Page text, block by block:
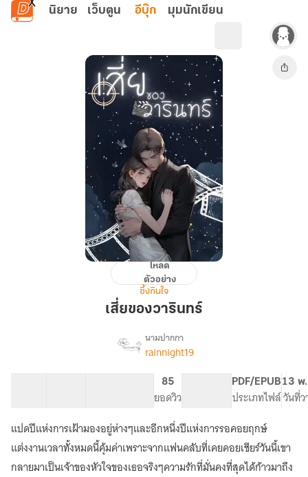
ข้ามไปยังเนื้อหาหลัก
นิยาย เว็บตูน อีบุ๊ก มุมนักเขียน
โหลด
ตัวอย่าง
ซึ้งกินใจ
เสี่ยของวารินทร์
เรื่อง
ของ
วา
ริ
นทร์
นามปากกา
rainnight19
85
ยอดวิว
PDF/EPUB
ประเภทไฟล์
13 พ
วันที่ว
แปดปีแห่งการเฝ้ามองอยู่ห่างๆและอีกหนึ่งปีแห่งการรอคอยฤกษ์
แต่งงานเวลาทั้งหมดนี้คุ้มค่าเพราะจากแฟนคลับที่เคยคอยเชียร์วันนี้เขา
กลายมาเป็นเจ้าของหัวใจของเธอจริงๆความรักที่มั่นคงที่สุดได้ก้าวมาถึง